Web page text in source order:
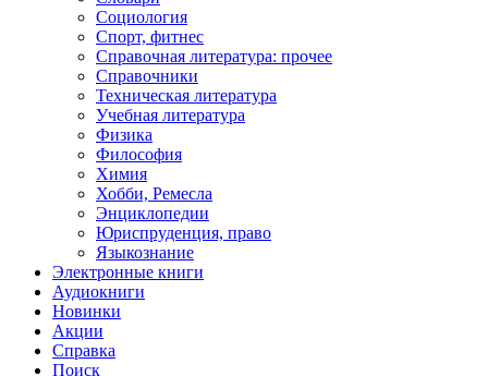
Социология
Спорт, фитнес
Справочная литература: прочее
Справочники
Техническая литература
Учебная литература
Физика
Философия
Химия
Хобби, Ремесла
Энциклопедии
Юриспруденция, право
Языкознание
Электронные книги
Аудиокниги
Новинки
Акции
Справка
Поиск